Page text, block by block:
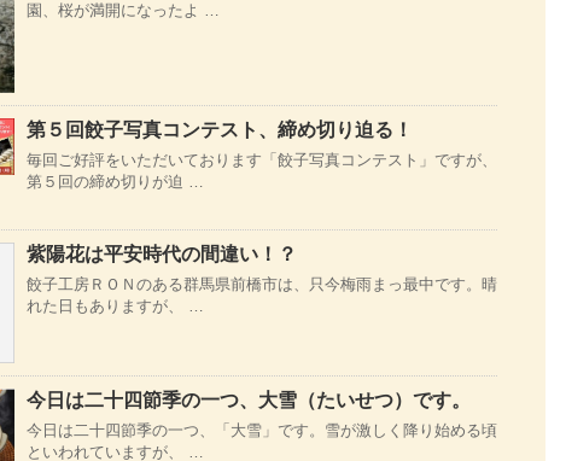
園、桜が満開になったよ …
第５回餃子写真コンテスト、締め切り迫る！
毎回ご好評をいただいております「餃子写真コンテスト」ですが、
第５回の締め切りが迫 …
紫陽花は平安時代の間違い！？
餃子工房ＲＯＮのある群馬県前橋市は、只今梅雨まっ最中です。晴
れた日もありますが、 …
今日は二十四節季の一つ、大雪（たいせつ）です。
今日は二十四節季の一つ、「大雪」です。雪が激しく降り始める頃
といわれていますが、 …